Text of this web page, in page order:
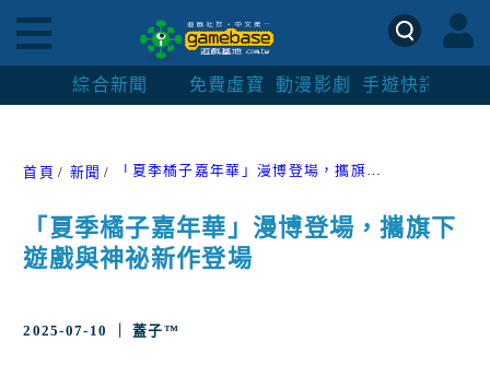
綜合新聞 免費虛寶 動漫影劇 手遊快訊
首頁 新聞 「夏季橘子嘉年華」漫博登場，攜旗下遊戲與神祕新作登場
「夏季橘子嘉年華」漫博登場，攜旗下
遊戲與神祕新作登場
2025-07-10 ｜ 蓋子™